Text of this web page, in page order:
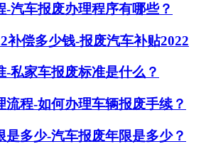
-汽车报废办理程序有哪些？
补偿多少钱-报废汽车补贴2022
-私家车报废标准是什么？
流程-如何办理车辆报废手续？
是多少-汽车报废年限是多少？